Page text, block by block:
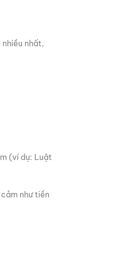
nhất,
(ví dụ: Luật
như tiền